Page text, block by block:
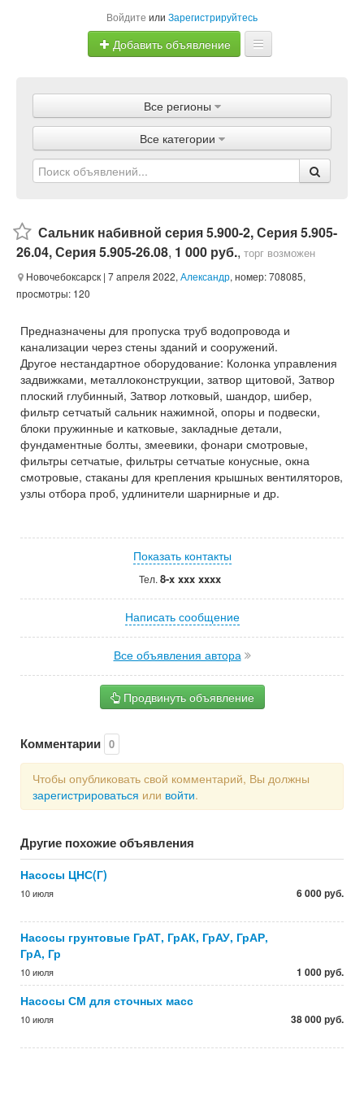
Войдите или Зарегистрируйтесь
Добавить объявление
Объявления
Магазины
Услуги
Все регионы
Все категории
Сальник набивной серия 5.900-2, Серия 5.905-
26.04, Серия 5.905-26.08, 1 000 руб., торг возможен
Новочебоксарск | 7 апреля 2022, Александр, номер: 708085,
просмотры: 120
Предназначены для пропуска труб водопровода и
канализации через стены зданий и сооружений.
Другое нестандартное оборудование: Колонка управления
задвижками, металлоконструкции, затвор щитовой, Затвор
плоский глубинный, Затвор лотковый, шандор, шибер,
фильтр сетчатый сальник нажимной, опоры и подвески,
блоки пружинные и катковые, закладные детали,
фундаментные болты, змеевики, фонари смотровые,
фильтры сетчатые, фильтры сетчатые конусные, окна
смотровые, стаканы для крепления крышных вентиляторов,
узлы отбора проб, удлинители шарнирные и др.
Показать контакты
Тел. 8-x xxx xxxx
Написать сообщение
Все объявления автора
Продвинуть объявление
Комментарии 0
Чтобы опубликовать свой комментарий, Вы должны
зарегистрироваться или войти.
Другие похожие объявления
Насосы ЦНС(Г)
10 июля 6 000 руб.
Насосы грунтовые ГрАТ, ГрАК, ГрАУ, ГрАР,
ГрА, Гр
10 июля 1 000 руб.
Насосы СМ для сточных масс
10 июля 38 000 руб.